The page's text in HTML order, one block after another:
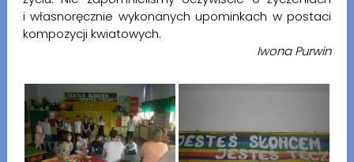
i własnoręcznie wykonanych upominkach w postaci
kompozycji kwiatowych.
Iwona Purwin